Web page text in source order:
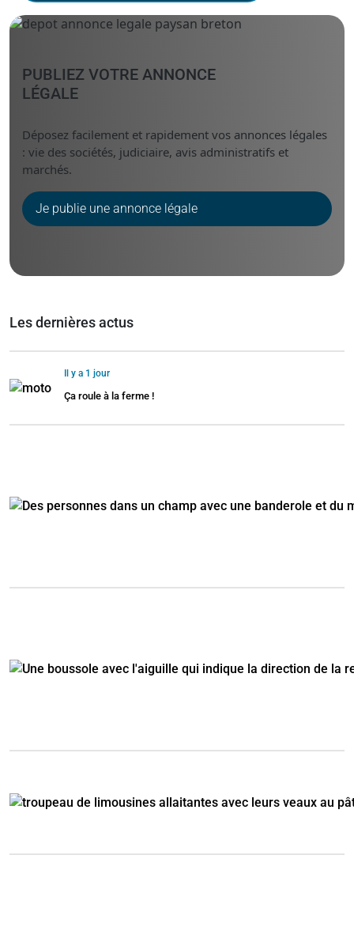
PUBLIEZ VOTRE ANNONCE
LÉGALE
Déposez facilement et rapidement vos annonces légales
: vie des sociétés, judiciaire, avis administratifs et
marchés.
Je publie une annonce légale
Les dernières actus
Il y a 1 jour
Ça roule à la ferme !